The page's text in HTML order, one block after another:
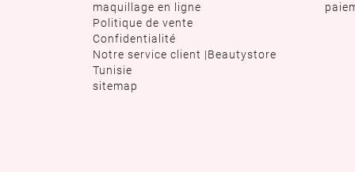
maquillage en ligne
Politique de vente
Confidentialité
Notre service client |Beautystore
Tunisie
sitemap